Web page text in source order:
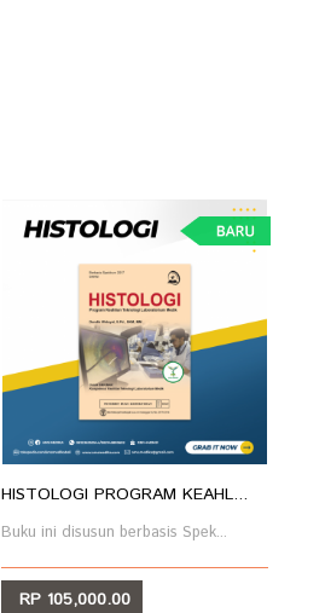
HISTOLOGI PROGRAM KEAHL...
Buku ini disusun berbasis Spek...
RP 105,000.00